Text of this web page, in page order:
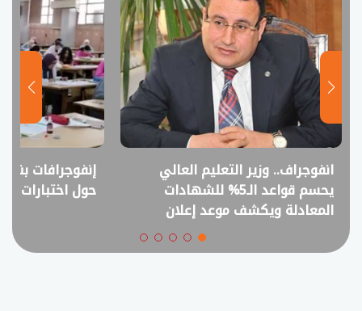
انفوجراف.. وزير التعليم العالي
يحسم قواعد الـ5% للشهادات
المعادلة ويكشف موعد إعلان
تنسيق الجامعات الخاصة
إنفوجرافات
حول اختبارات